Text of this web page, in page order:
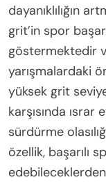
dayanıklılığın
grit’in spor
göstermektedir
yarışmalardaki
yüksek grit
karşısında
sürdürme
özellik, başarılı